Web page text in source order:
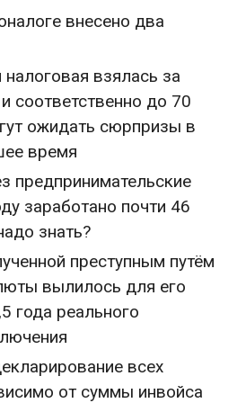
внесено два
взялась за
соответственно до 70
ожидать сюрпризы в
время
предпринимательские
заработано почти 46
знать?
преступным путём
вылилось для его
года реального
всех
от суммы инвойса